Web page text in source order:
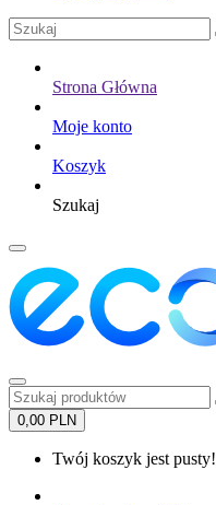
Strona Główna
Moje konto
Koszyk
Szukaj
0,00 PLN
Twój koszyk jest pusty!